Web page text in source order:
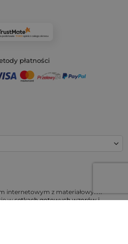
internetowym z materiałowymi
wsetkach gotowych wzorów i
podstawie 11 900opiniiz całego okresu
płatności